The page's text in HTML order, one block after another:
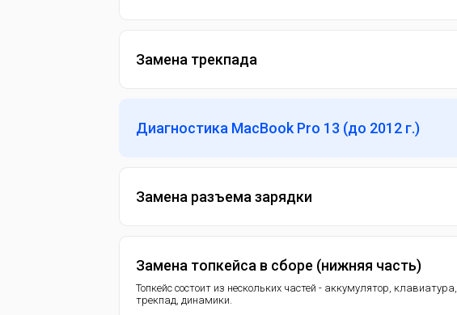
Замена трекпада
Диагностика MacBook Pro 13 (до 2012 г.)
Замена разъема зарядки
Замена топкейса в сборе (нижняя часть)
Топкейс состоит из нескольких частей - аккумулятор, клавиатура,
трекпад, динамики.